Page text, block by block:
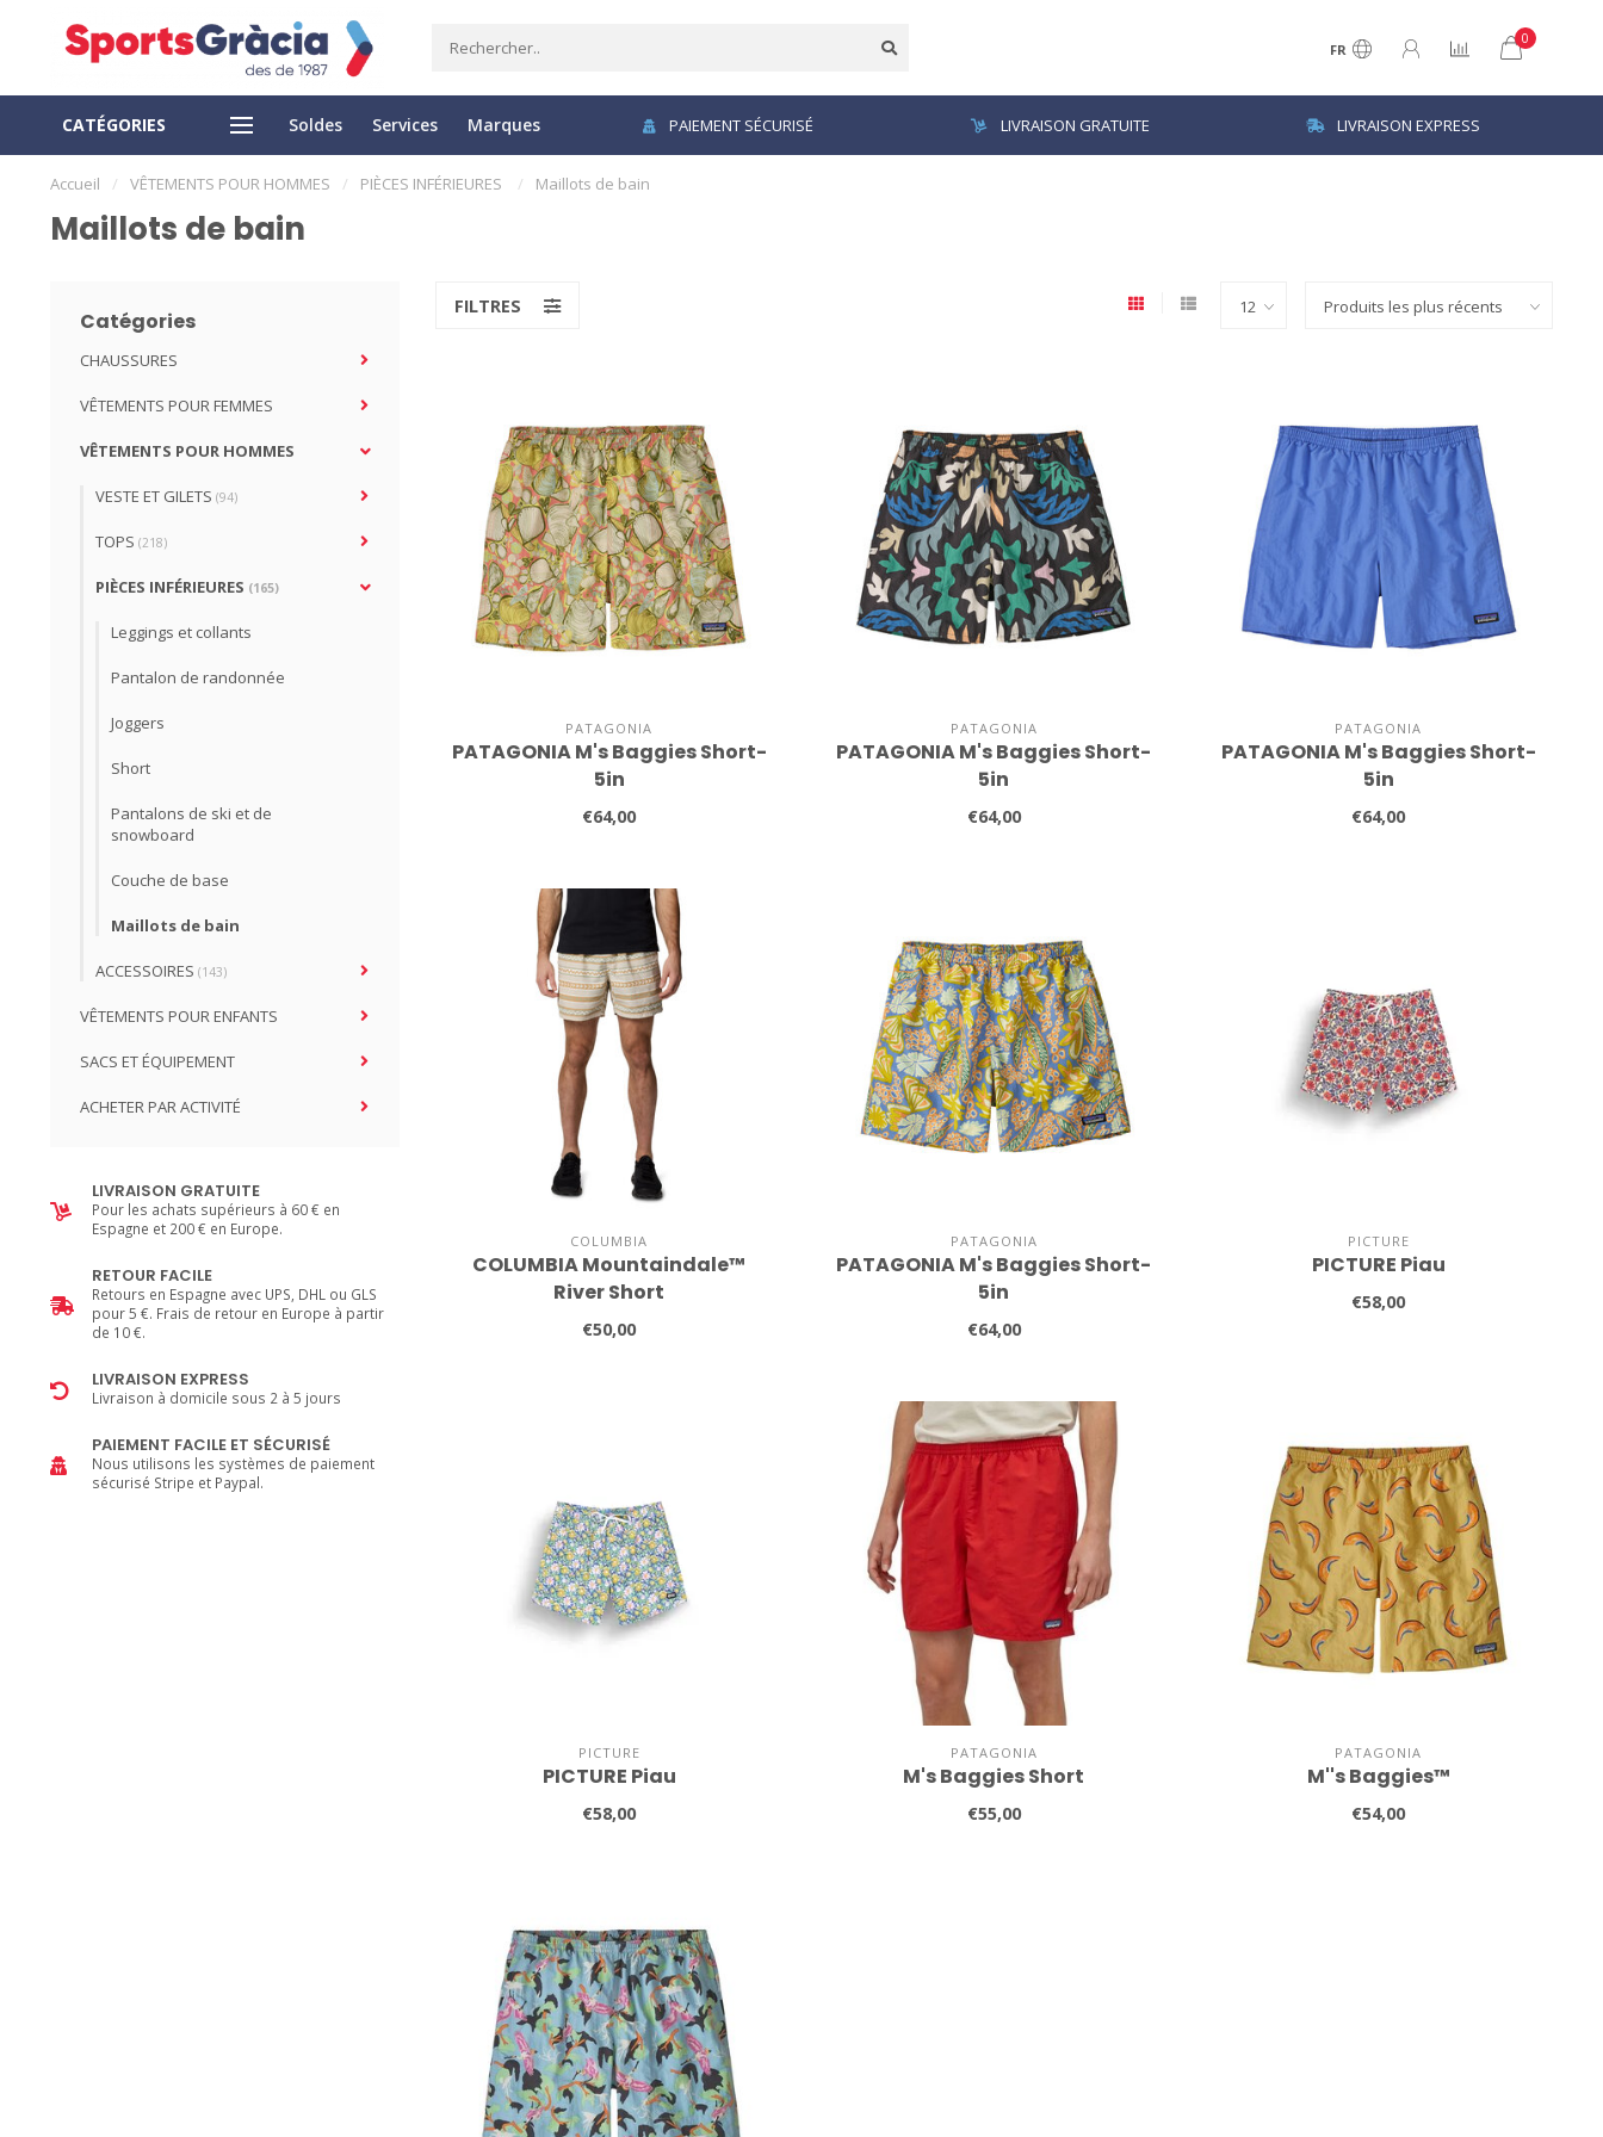
FR
0
CATÉGORIES Soldes Services Marques
LIVRAISON EXPRESS RETOUR FACILE PAIEMENT SÉCURISÉ LIVRAISON GRATUITE LIVRAISON EXPRESS
Accueil / VÊTEMENTS POUR HOMMES / PIÈCES INFÉRIEURES / Maillots de bain
Maillots de bain
Catégories
CHAUSSURES
VÊTEMENTS POUR FEMMES
VÊTEMENTS POUR HOMMES
VESTE ET GILETS (94)
TOPS (218)
PIÈCES INFÉRIEURES (165)
Leggings et collants
Pantalon de randonnée
Joggers
Short
Pantalons de ski et de
snowboard
Couche de base
Maillots de bain
ACCESSOIRES (143)
VÊTEMENTS POUR ENFANTS
SACS ET ÉQUIPEMENT
ACHETER PAR ACTIVITÉ
LIVRAISON GRATUITE
Pour les achats supérieurs à 60 € en
Espagne et 200 € en Europe.
RETOUR FACILE
Retours en Espagne avec UPS, DHL ou GLS
pour 5 €. Frais de retour en Europe à partir
de 10 €.
LIVRAISON EXPRESS
Livraison à domicile sous 2 à 5 jours
PAIEMENT FACILE ET SÉCURISÉ
Nous utilisons les systèmes de paiement
sécurisé Stripe et Paypal.
FILTRES
PATAGONIA
PATAGONIA M's Baggies Short-
5in
€64,00
PATAGONIA
PATAGONIA M's Baggies Short-
5in
€64,00
PATAGONIA
PATAGONIA M's Baggies Short-
5in
€64,00
COLUMBIA
COLUMBIA Mountaindale™
River Short
€50,00
PATAGONIA
PATAGONIA M's Baggies Short-
5in
€64,00
PICTURE
PICTURE Piau
€58,00
PICTURE
PICTURE Piau
€58,00
PATAGONIA
M's Baggies Short
€55,00
PATAGONIA
M''s Baggies™
€54,00